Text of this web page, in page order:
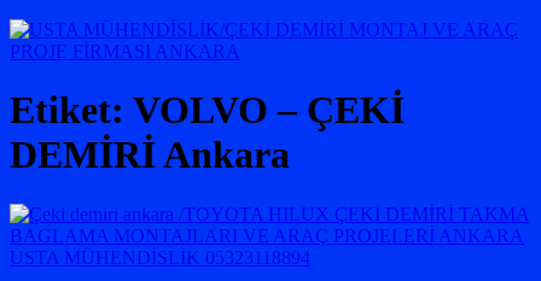
Etiket: VOLVO – ÇEKİ
DEMİRİ Ankara